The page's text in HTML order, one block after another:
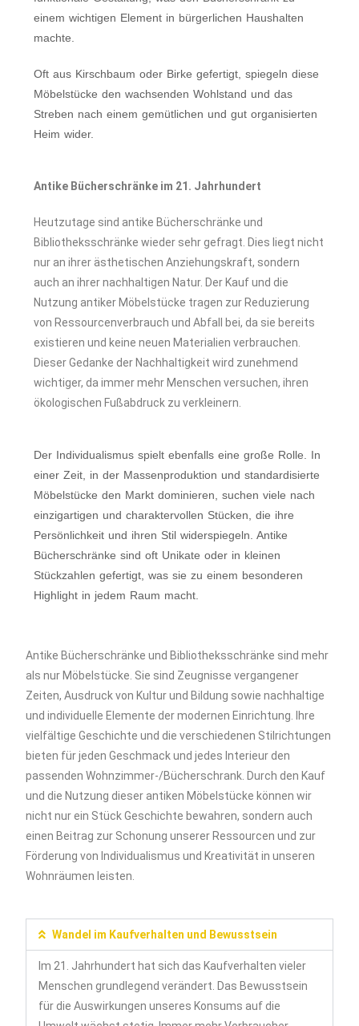
einem wichtigen Element in bürgerlichen Haushalten
machte.
Oft aus Kirschbaum oder Birke gefertigt, spiegeln diese
Möbelstücke den wachsenden Wohlstand und das
Streben nach einem gemütlichen und gut organisierten
Heim wider.
Antike Bücherschränke im 21. Jahrhundert
Heutzutage sind antike Bücherschränke und
Bibliotheksschränke wieder sehr gefragt. Dies liegt nicht
nur an ihrer ästhetischen Anziehungskraft, sondern
auch an ihrer nachhaltigen Natur. Der Kauf und die
Nutzung antiker Möbelstücke tragen zur Reduzierung
von Ressourcenverbrauch und Abfall bei, da sie bereits
existieren und keine neuen Materialien verbrauchen.
Dieser Gedanke der Nachhaltigkeit wird zunehmend
wichtiger, da immer mehr Menschen versuchen, ihren
ökologischen Fußabdruck zu verkleinern.
Der Individualismus spielt ebenfalls eine große Rolle. In
einer Zeit, in der Massenproduktion und standardisierte
Möbelstücke den Markt dominieren, suchen viele nach
einzigartigen und charaktervollen Stücken, die ihre
Persönlichkeit und ihren Stil widerspiegeln. Antike
Bücherschränke sind oft Unikate oder in kleinen
Stückzahlen gefertigt, was sie zu einem besonderen
Highlight in jedem Raum macht.
Antike Bücherschränke und Bibliotheksschränke sind mehr
als nur Möbelstücke. Sie sind Zeugnisse vergangener
Zeiten, Ausdruck von Kultur und Bildung sowie nachhaltige
und individuelle Elemente der modernen Einrichtung. Ihre
vielfältige Geschichte und die verschiedenen Stilrichtungen
bieten für jeden Geschmack und jedes Interieur den
passenden Wohnzimmer-/Bücherschrank. Durch den Kauf
und die Nutzung dieser antiken Möbelstücke können wir
nicht nur ein Stück Geschichte bewahren, sondern auch
einen Beitrag zur Schonung unserer Ressourcen und zur
Förderung von Individualismus und Kreativität in unseren
Wohnräumen leisten.
Wandel im Kaufverhalten und Bewusstsein
Im 21. Jahrhundert hat sich das Kaufverhalten vieler
Menschen grundlegend verändert. Das Bewusstsein
für die Auswirkungen unseres Konsums auf die